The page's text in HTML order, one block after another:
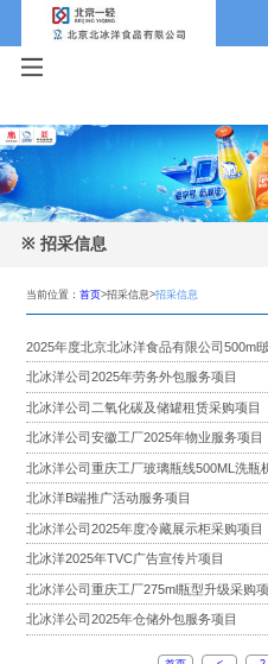
※ 招采信息
当前位置：首页>招采信息>招采信息
2025年度北京北冰洋食品有限公司500ml
北冰洋公司2025年劳务外包服务项目
北冰洋公司二氧化碳及储罐租赁采购项目
北冰洋公司安徽工厂2025年物业服务项目
北冰洋公司重庆工厂玻璃瓶线500ML洗瓶
北冰洋B端推广活动服务项目
北冰洋公司2025年度冷藏展示柜采购项目
北冰洋2025年TVC广告宣传片项目
北冰洋公司重庆工厂275ml瓶型升级采购
北冰洋公司2025年仓储外包服务项目